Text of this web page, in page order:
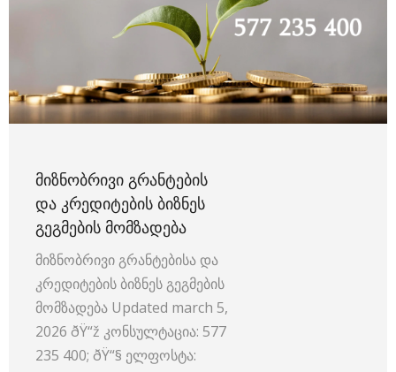
ᲛᲘᲖᲜᲝᲑᲠᲘᲕᲘ ᲒᲠᲐᲜᲢᲔᲑᲘᲡ
ᲓᲐ ᲙᲠᲔᲓᲘᲢᲔᲑᲘᲡ ᲑᲘᲖᲜᲔᲡ
ᲒᲔᲒᲛᲔᲑᲘᲡ ᲛᲝᲛᲖᲐᲓᲔᲑᲐ
მიზნობრივი გრანტებისა და
კრედიტების ბიზნეს გეგმების
მომზადება Updated march 5,
2026 ðŸ“ž კონსულტაცია: 577
235 400; ðŸ“§ ელფოსტა: